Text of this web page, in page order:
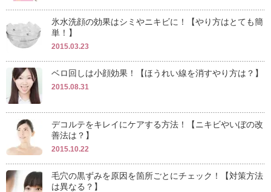
氷水洗顔の効果はシミやニキビに！【やり方はとても簡
単！】
2015.03.23
ベロ回しは小顔効果！【ほうれい線を消すやり方は？】
2015.08.31
デコルテをキレイにケアする方法！【ニキビやいぼの改
善法は？】
2015.10.22
毛穴の黒ずみを原因を箇所ごとにチェック！【対策方法
は異なる？】